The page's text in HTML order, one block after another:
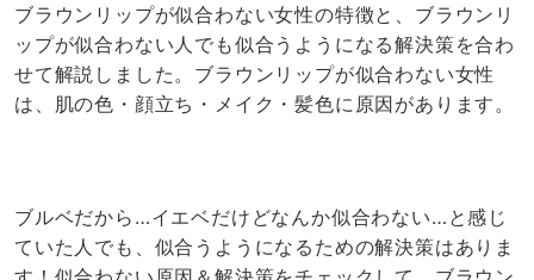
ブラウンリップが似合わない女性の特徴と、ブラウンリ
ップが似合わない人でも似合うようになる解決策を合わ
せて解説しました。ブラウンリップが似合わない女性
は、肌の色・顔立ち・メイク・髪色に原因があります。
ブルベだから…イエベだけどなんか似合わない…と感じ
ていた人でも、似合うようになるための解決策はありま